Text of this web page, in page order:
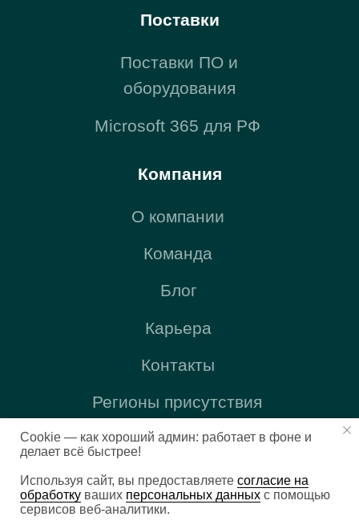
Cookie — как хороший админ: работает в фоне и
делает всё быстрее!
Используя сайт, вы предоставляете согласие на
обработку ваших персональных данных с помощью
сервисов веб-аналитики.